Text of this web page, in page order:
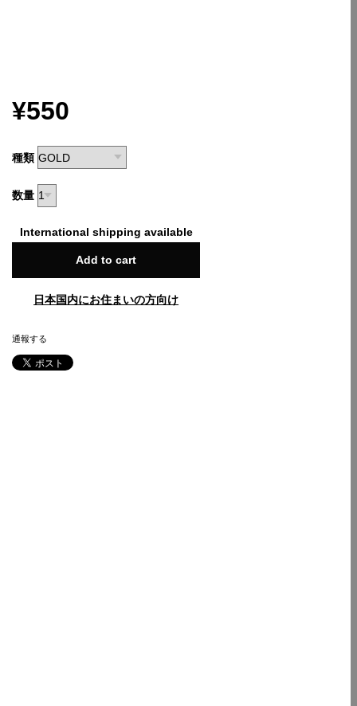
¥550
種類
数量
International shipping available
Add to cart
日本国内にお住まいの方向け
通報する